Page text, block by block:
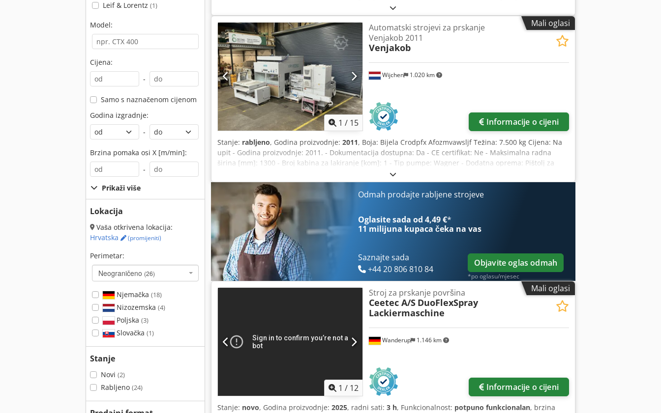
Leif & Lorentz (1)
Model:
Cijena:
-
Samo s naznačenom cijenom
Godina izgradnje:
-
Brzina pomaka osi X [m/min]:
-
Prikaži više
Lokacija
Vaša otkrivena lokacija:
Hrvatska
(promijeniti)
Perimetar:
Neograničeno (26)
Njemačka (18)
Nizozemska (4)
Poljska (3)
Slovačka (1)
Stanje
Novi (2)
Rabljeno (24)
kabina za lakiranje [kom]: 1 - Vrsta pumpe: Wagner - Dodatna oprema: Pištolj za prskanje - Broj pištolja za
prskanje [kom]: 4 - Napon [V]: 400 - Potrošnja struje [A]: 36 - Osigurač [A]: 63 - Snaga [kW]: 17.0 - Težina za
transport [kg]: 7500 kg - Paketi za transport [kom]: 8 Financijske informacije PDV: Navedena cijena je bez
PDV-a PDV/Porez na dodanu vrijednost: PDV se može odbiti za poduzetnike Dostava i zamjena su moguće
u bilo koje vrijeme za sve proizvode iz industrijskog sektora. Yorick Diebels
Mali oglasi
1 / 15
Wijchen 1.020 km
Automatski strojevi za prskanje
Venjakob 2011
Venjakob
Informacije o cijeni
Stanje: rabljeno, Godina proizvodnje: 2011, Boja: Bijela Crodpfx Afozmvawsljf Težina: 7.500 kg Cijena: Na
upit - Godina proizvodnje: 2011. - Dokumentacija dostupna: Da - CE certifikat: Ne - Maksimalna radna
širina [mm]: 1300 - Broj kabina za lakiranje [kom]: 1 - Tip pumpe: Wagner - Dodatna oprema: Pištolj za
prskanje - Broj pištolja za prskanje [kom]: 4 - Transportna težina [kg]: 7500 kg - Transportni paketi [kom]: 7
Financijske informacije PDV: Navedena cijena je bez PDV-a PDV/Porez na dodanu vrijednost: PDV se može
odbiti za poduzetnike Dostava i otkup moguće u svakom trenutku za sve proizvode iz industrijskog sektora
Yorick Diebels
Odmah prodajte rabljene strojeve
Oglasite sada od 4,49 €*
11 milijuna kupaca čeka na vas
Saznajte sada
+44 20 806 810 84
Objavite oglas odmah
*po oglasu/mjesec
Mali oglasi
1 / 12
Wanderup 1.146 km
Stroj za prskanje površina
Ceetec A/S DuoFlexSpray
Lackiermaschine
Informacije o cijeni
Stanje: novo, Godina proizvodnje: 2025, radni sati: 3 h, Funkcionalnost: potpuno funkcionalan, brzina